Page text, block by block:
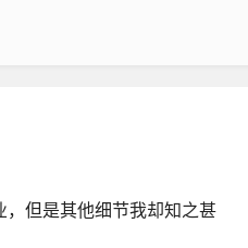
但是其他细节我却知之甚